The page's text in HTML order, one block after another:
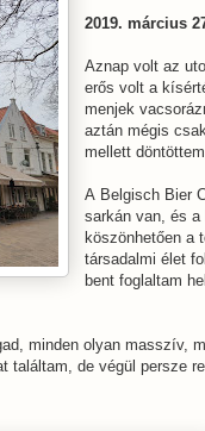
2019. március
Aznap volt az
erős volt a
menjek
aztán mégis
mellett
A Belgisch Bier
sarkán van, és a
köszönhetően a
társadalmi élet
bent foglaltam
minden olyan masszív,
találtam, de végül persze